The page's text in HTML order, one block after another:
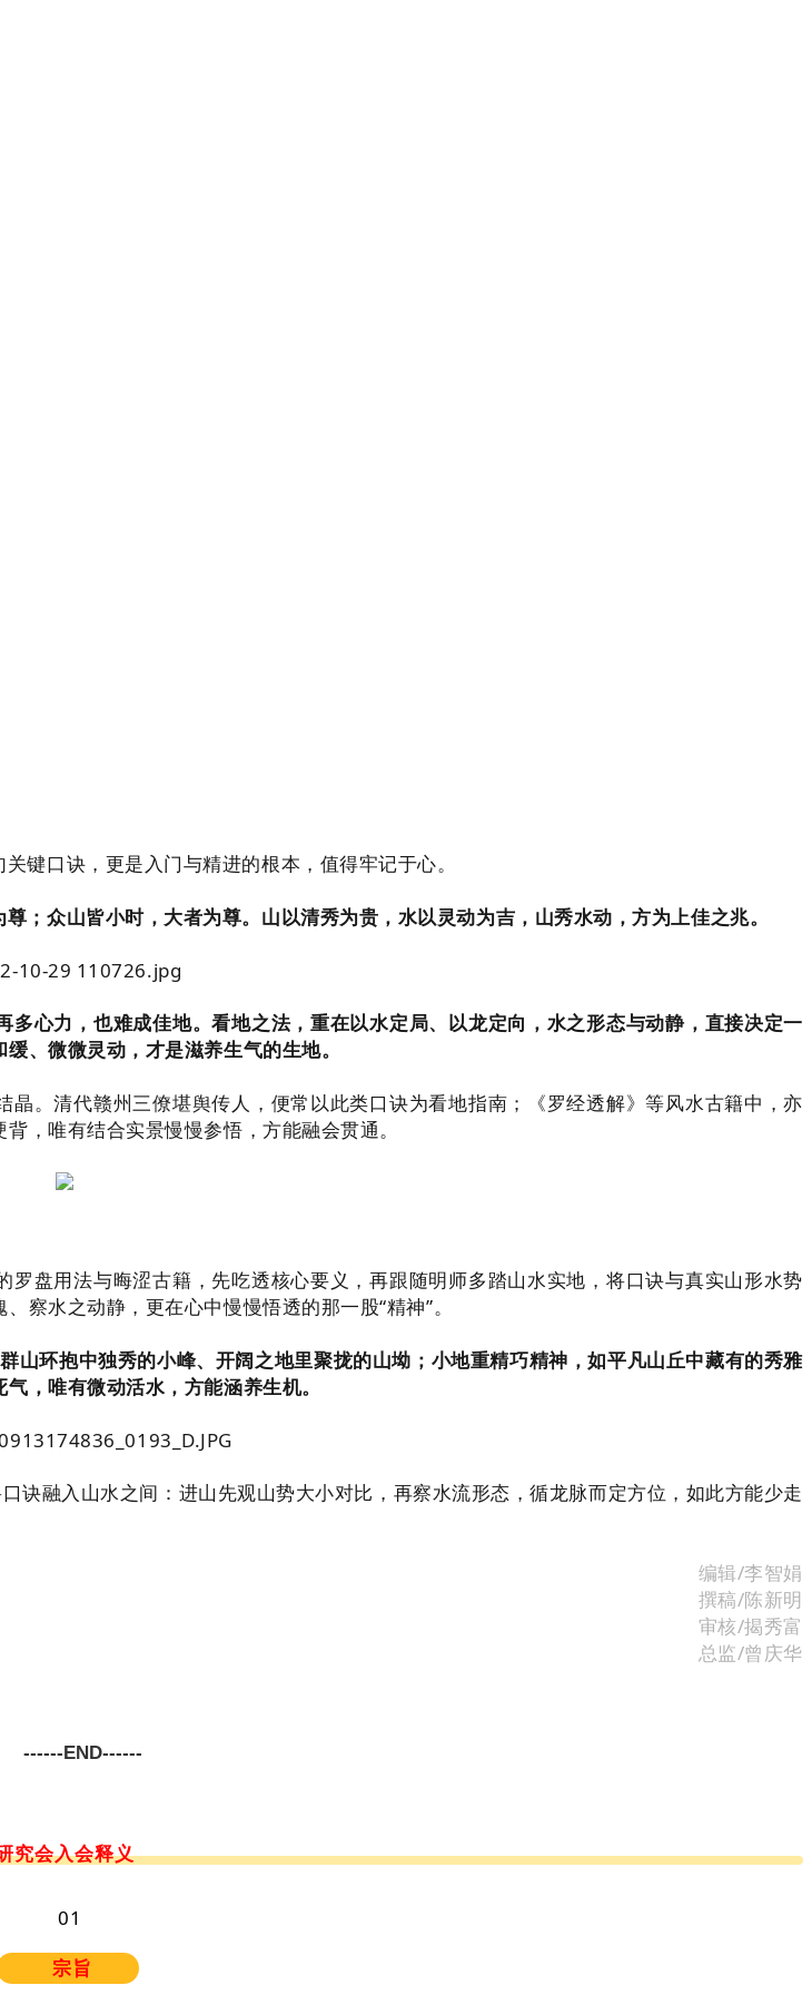
键口诀，更是入门与精进的根本，值得牢记于心。
；众山皆小时，大者为尊。山以清秀为贵，水以灵动为吉，山秀水动，方为上佳之兆。
心力，也难成佳地。看地之法，重在以水定局、以龙定向，水之形态与动静，直接决定一
、微微灵动，才是滋养生气的生地。
。清代赣州三僚堪舆传人，便常以此类口诀为看地指南；《罗经透解》等风水古籍中，亦
，唯有结合实景慢慢参悟，方能融会贯通。
盘用法与晦涩古籍，先吃透核心要义，再跟随明师多踏山水实地，将口诀与真实山形水势
察水之动静，更在心中慢慢悟透的那一股“精神”。
山环抱中独秀的小峰、开阔之地里聚拢的山坳；小地重精巧精神，如平凡山丘中藏有的秀雅
，唯有微动活水，方能涵养生机。
诀融入山水之间：进山先观山势大小对比，再察水流形态，循龙脉而定方位，如此方能少走
编辑/李智娟
撰稿/陈新明
审核/揭秀富
总监/曾庆华
------END------
究会入会释义
01
宗旨